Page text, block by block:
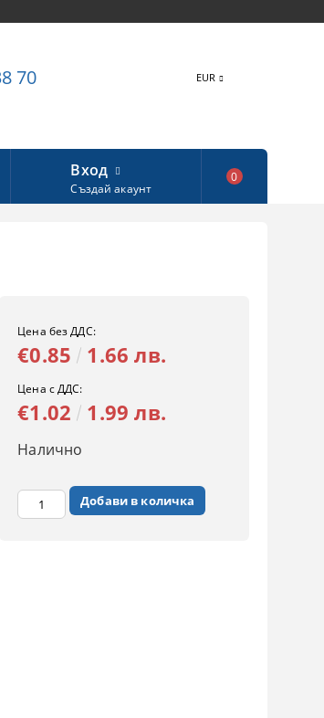
70 EUR
Вход
Създай акаунт
0
Цена без ДДС:
€0.85 1.66 лв.
Цена с ДДС:
€1.02 1.99 лв.
Налично